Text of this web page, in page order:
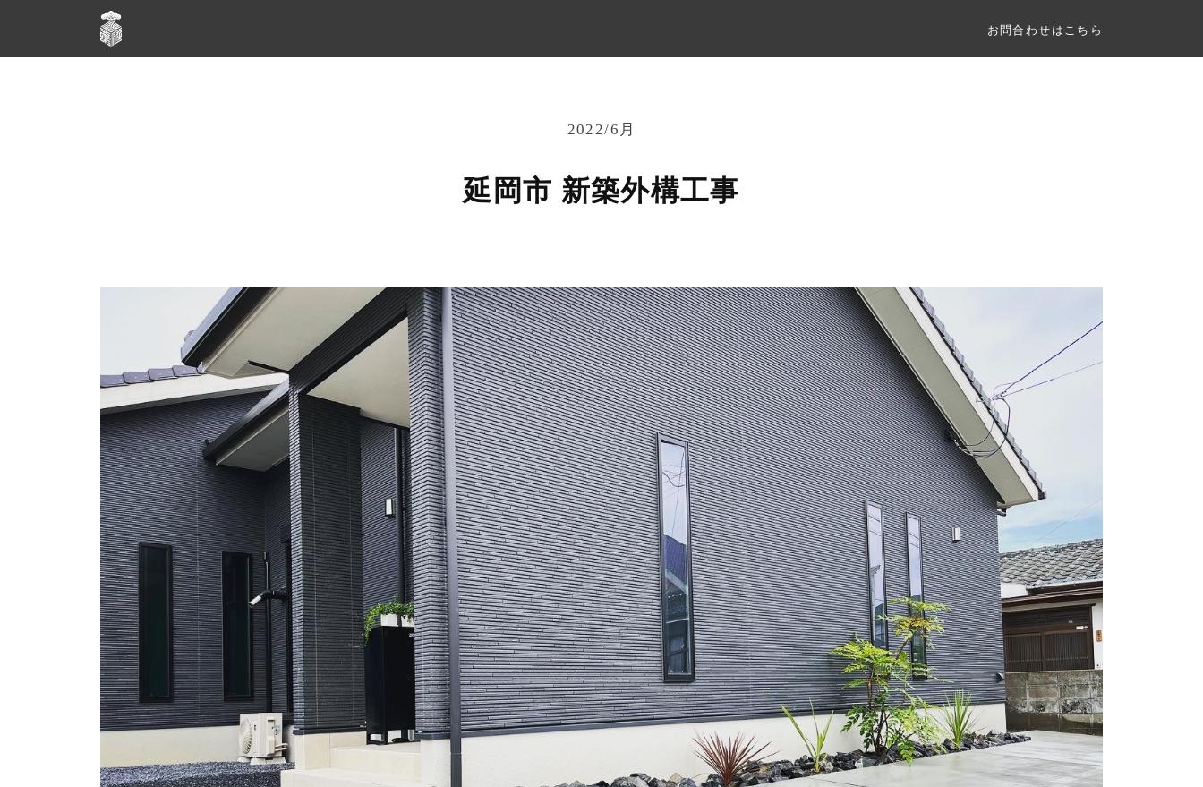
お問合わせはこちら
2022/6月
延岡市 新築外構工事